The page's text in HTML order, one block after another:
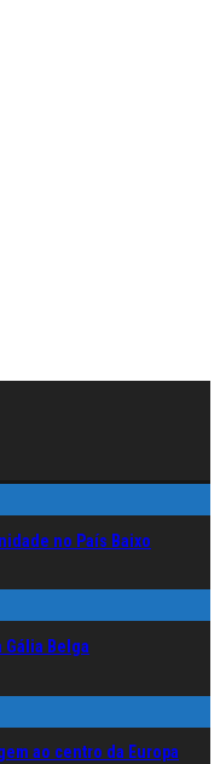
no País Baixo
Gália Belga
ao centro da Europa